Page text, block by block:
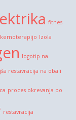
fitnes
Izola
logotip na
restavracija na obali
proces okrevanja po
restavracija